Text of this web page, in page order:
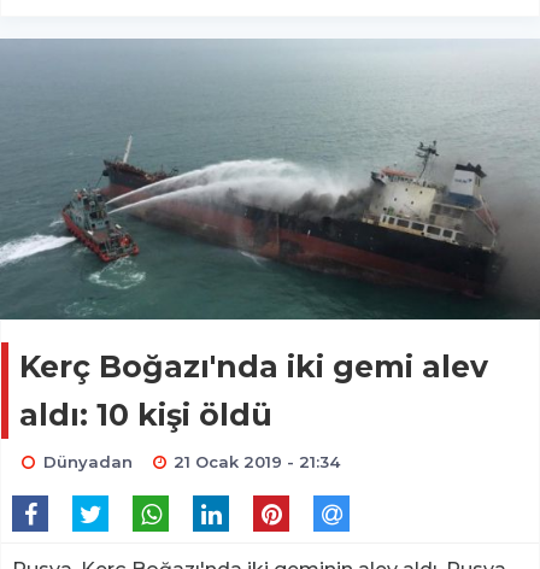
Kerç Boğazı'nda iki gemi alev
aldı: 10 kişi öldü
Dünyadan 21 Ocak 2019 - 21:34